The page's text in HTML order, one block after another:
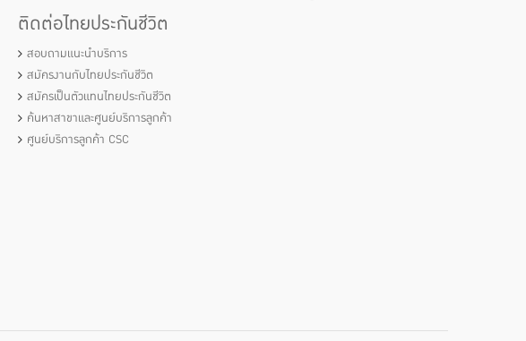
ติดต่อไทยประกันชีวิต
สอบถามแนะนำบริการ
สมัครงานกับไทยประกันชีวิต
สมัครเป็นตัวแทนไทยประกันชีวิต
ค้นหาสาขาและศูนย์บริการลูกค้า
ศูนย์บริการลูกค้า CSC